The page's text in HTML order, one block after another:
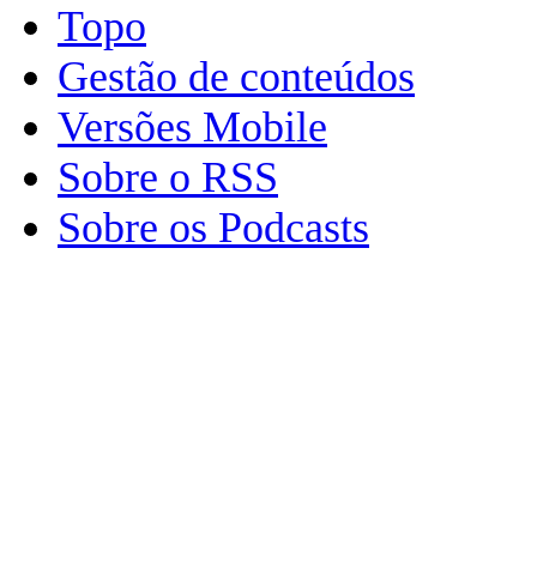
Topo
Gestão de conteúdos
Versões Mobile
Sobre o RSS
Sobre os Podcasts